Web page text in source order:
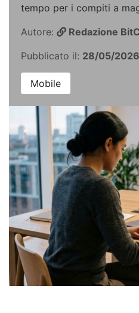
tempo per i compiti a
Autore:
Redazione
Pubblicato il: 28/05/2026
Mobile